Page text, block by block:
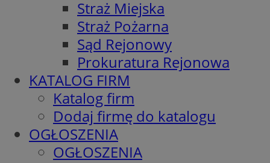
Straż Miejska
Straż Pożarna
Sąd Rejonowy
Prokuratura Rejonowa
KATALOG FIRM
Katalog firm
Dodaj firmę do katalogu
OGŁOSZENIA
OGŁOSZENIA